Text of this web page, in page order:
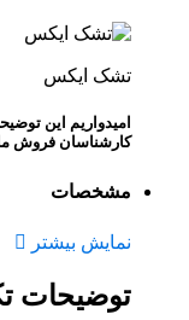
تشک ایکس
امیدواریم این
کارشناسان فروش
مشخصات
نمایش بیشتر
توضیحات